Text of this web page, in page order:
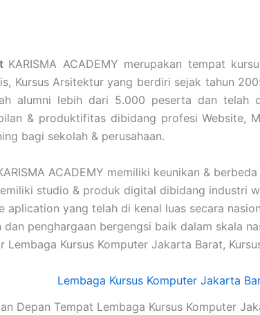
KARISMA ACADEMY merupakan tempat
Kursus Arsitektur yang berdiri sejak tahun
alumni lebih dari 5.000 peserta dan telah
& produktifitas dibidang profesi Website,
bagi sekolah & perusahaan.
ACADEMY memiliki keunikan &
studio & produk digital dibidang industri
yang telah di kenal luas secara
penghargaan bergengsi baik dalam skala
Kursus Komputer Jakarta Barat,
Depan Tempat Lembaga Kursus Komputer